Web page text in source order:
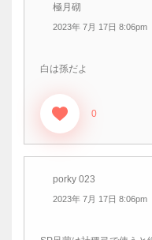
極月砌
2023年 7月 17日 8:06pm
白は孫だよ
0
porky 023
2023年 7月 17日 8:06pm